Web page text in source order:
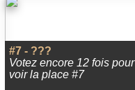
#7 - ???
Votez encore 12 fois pour
voir la place #7